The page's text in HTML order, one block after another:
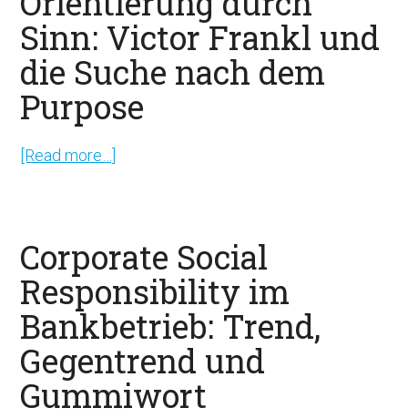
Sinn: Victor Frankl und
die Suche nach dem
Purpose
[Read more…]
Victor
Frankl
und
die
Suche
nach
Corporate Social
Responsibility im
Bankbetrieb: Trend,
Gegentrend und
Gummiwort